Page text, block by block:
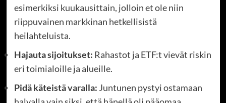
esimerkiksi kuukausittain, jolloin et ole niin
riippuvainen markkinan hetkellisistä
heilahteluista.
Hajauta sijoitukset: Rahastot ja ETF:t vievät riskin
eri toimialoille ja alueille.
Pidä käteistä varalla:Juntunen pystyi ostamaan